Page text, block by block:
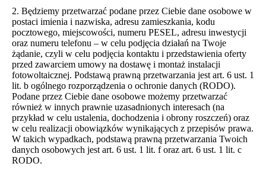
2. Będziemy przetwarzać podane przez Ciebie dane osobowe w
postaci imienia i nazwiska, adresu zamieszkania, kodu
pocztowego, miejscowości, numeru PESEL, adresu inwestycji
oraz numeru telefonu – w celu podjęcia działań na Twoje
żądanie, czyli w celu podjęcia kontaktu i przedstawienia oferty
przed zawarciem umowy na dostawę i montaż instalacji
fotowoltaicznej. Podstawą prawną przetwarzania jest art. 6 ust. 1
lit. b ogólnego rozporządzenia o ochronie danych (RODO).
Podane przez Ciebie dane osobowe możemy przetwarzać
również w innych prawnie uzasadnionych interesach (na
przykład w celu ustalenia, dochodzenia i obrony roszczeń) oraz
w celu realizacji obowiązków wynikających z przepisów prawa.
W takich wypadkach, podstawą prawną przetwarzania Twoich
danych osobowych jest art. 6 ust. 1 lit. f oraz art. 6 ust. 1 lit. c
RODO.